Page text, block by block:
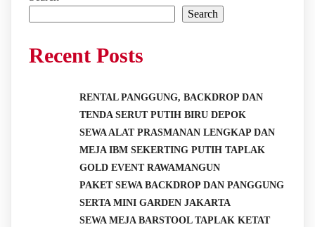
Search
Recent Posts
RENTAL PANGGUNG, BACKDROP DAN
TENDA SERUT PUTIH BIRU DEPOK
SEWA ALAT PRASMANAN LENGKAP DAN
MEJA IBM SEKERTING PUTIH TAPLAK
GOLD EVENT RAWAMANGUN
PAKET SEWA BACKDROP DAN PANGGUNG
SERTA MINI GARDEN JAKARTA
SEWA MEJA BARSTOOL TAPLAK KETAT